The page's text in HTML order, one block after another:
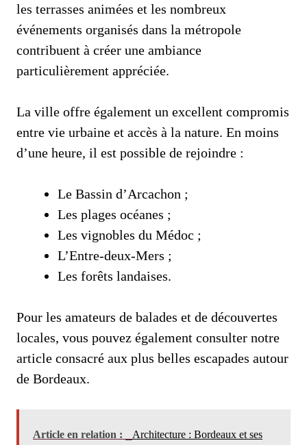
les terrasses animées et les nombreux
événements organisés dans la métropole
contribuent à créer une ambiance
particulièrement appréciée.
La ville offre également un excellent compromis
entre vie urbaine et accès à la nature. En moins
d’une heure, il est possible de rejoindre :
Le Bassin d’Arcachon ;
Les plages océanes ;
Les vignobles du Médoc ;
L’Entre-deux-Mers ;
Les forêts landaises.
Pour les amateurs de balades et de découvertes
locales, vous pouvez également consulter notre
article consacré aux plus belles escapades autour
de Bordeaux.
Article en relation :
Architecture : Bordeaux et ses